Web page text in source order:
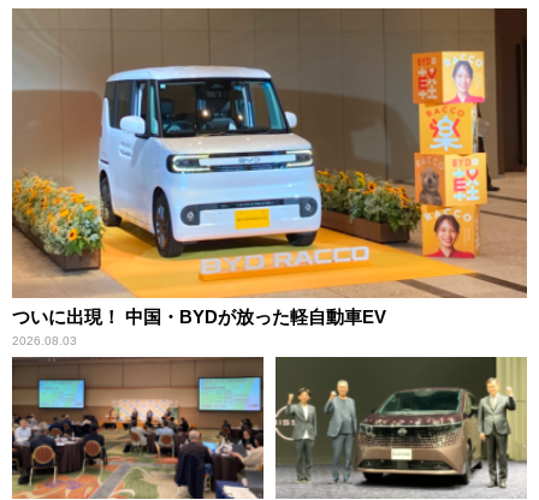
ついに出現！ 中国・BYDが放った軽自動車EV
2026.08.03